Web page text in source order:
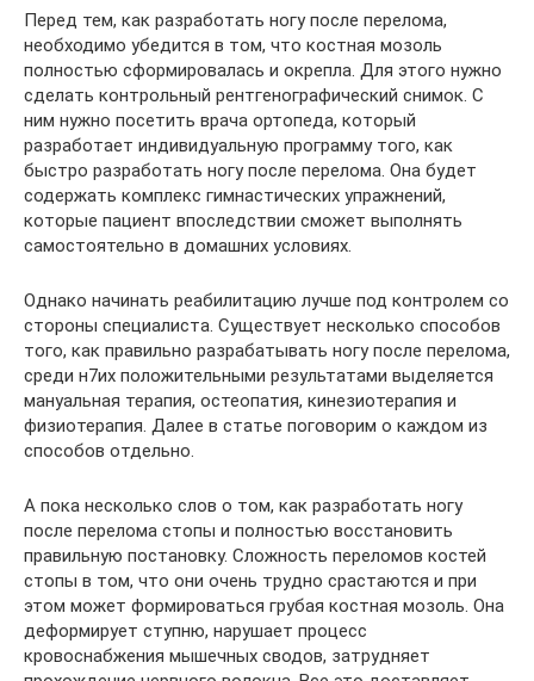
Перед тем, как разработать ногу после перелома,
необходимо убедится в том, что костная мозоль
полностью сформировалась и окрепла. Для этого нужно
сделать контрольный рентгенографический снимок. С
ним нужно посетить врача ортопеда, который
разработает индивидуальную программу того, как
быстро разработать ногу после перелома. Она будет
содержать комплекс гимнастических упражнений,
которые пациент впоследствии сможет выполнять
самостоятельно в домашних условиях.
Однако начинать реабилитацию лучше под контролем со
стороны специалиста. Существует несколько способов
того, как правильно разрабатывать ногу после перелома,
среди н7их положительными результатами выделяется
мануальная терапия, остеопатия, кинезиотерапия и
физиотерапия. Далее в статье поговорим о каждом из
способов отдельно.
А пока несколько слов о том, как разработать ногу
после перелома стопы и полностью восстановить
правильную постановку. Сложность переломов костей
стопы в том, что они очень трудно срастаются и при
этом может формироваться грубая костная мозоль. Она
деформирует ступню, нарушает процесс
кровоснабжения мышечных сводов, затрудняет